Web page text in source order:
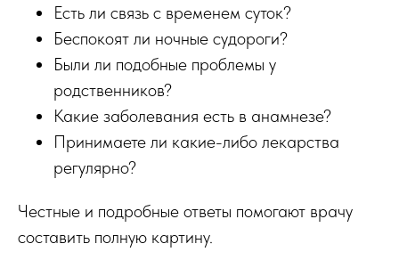
Есть ли связь с временем суток?
Беспокоят ли ночные судороги?
Были ли подобные проблемы у
родственников?
Какие заболевания есть в анамнезе?
Принимаете ли какие-либо лекарства
регулярно?
Честные и подробные ответы помогают врачу
составить полную картину.